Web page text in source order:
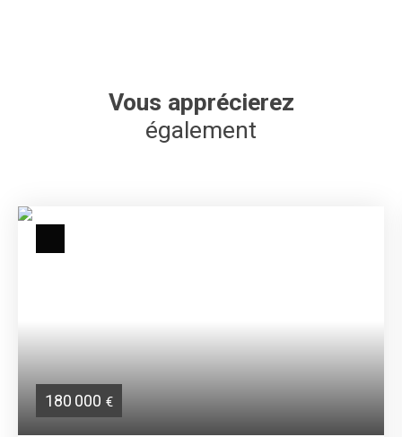
Vous apprécierez
également
180 000 €